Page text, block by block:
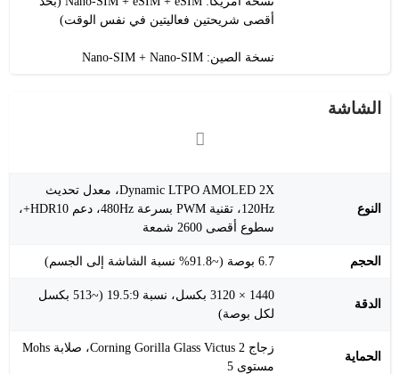
أقصى شريحتين فعاليتين في نفس الوقت)
نسخة الصين: Nano-SIM + Nano-SIM
الشاشة
النوع
Dynamic LTPO AMOLED 2X، معدل تحديث
120Hz، تقنية PWM بسرعة 480Hz، دعم HDR10+،
سطوع أقصى 2600 شمعة
الحجم 6.7 بوصة (~91.8% نسبة الشاشة إلى الجسم)
الدقة
1440 × 3120 بكسل، نسبة 19.5:9 (~513 بكسل
لكل بوصة)
الحماية
زجاج Corning Gorilla Glass Victus 2، صلابة Mohs
مستوى 5